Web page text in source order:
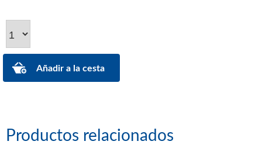
Productos relacionados